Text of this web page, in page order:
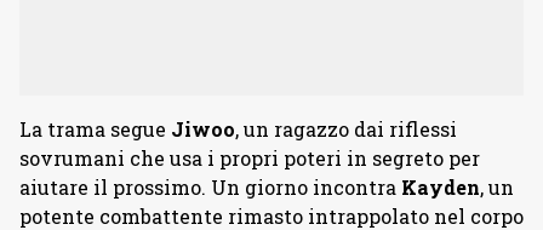
La trama segue Jiwoo, un ragazzo dai riflessi
sovrumani che usa i propri poteri in segreto per
aiutare il prossimo. Un giorno incontra Kayden, un
potente combattente rimasto intrappolato nel corpo